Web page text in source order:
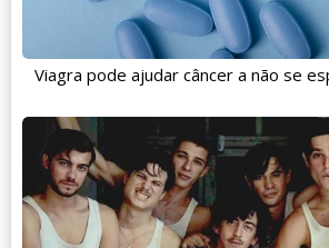
Viagra pode ajudar câncer a não se